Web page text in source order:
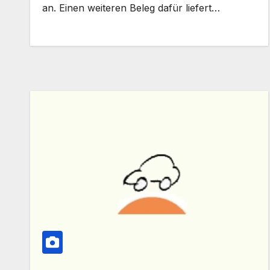
an. Einen weiteren Beleg dafür liefert…